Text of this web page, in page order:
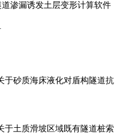
渗漏诱发土层变形计算软件
于砂质海床液化对盾构隧道抗
于土质滑坡区域既有隧道桩索